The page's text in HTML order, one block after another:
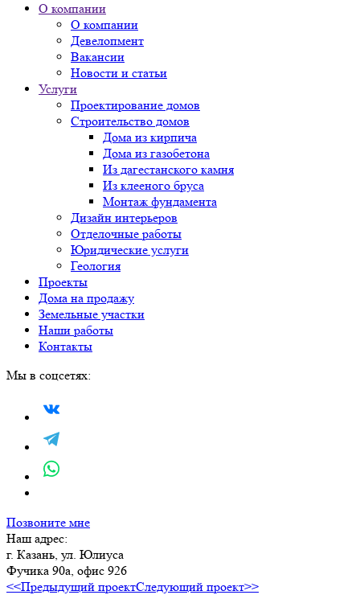
О компании
О компании
Девелопмент
Вакансии
Новости и статьи
Услуги
Проектирование домов
Строительство домов
Дома из кирпича
Дома из газобетона
Из дагестанского камня
Из клееного бруса
Монтаж фундамента
Дизайн интерьеров
Отделочные работы
Юридические услуги
Геология
Проекты
Дома на продажу
Земельные участки
Наши работы
Контакты
Мы в соцсетях:
Позвоните мне
Наш адрес:
г. Казань, ул. Юлиуса
Фучика 90а, офис 926
<<Предыдущий проектСледующий проект>>